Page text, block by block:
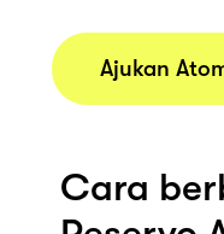
Ajukan
Cara